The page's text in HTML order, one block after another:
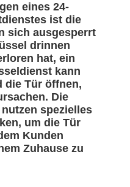
eines 24-
ist die
sich ausgesperrt
drinnen
hat, ein
kann
die Tür öffnen,
Die
spezielles
um die Tür
Kunden
Zuhause zu